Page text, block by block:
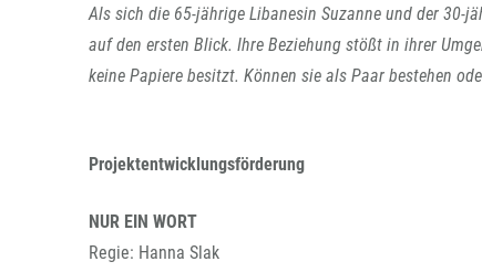
Als sich die 65-jährige Libanesin Suzanne und der 30-
auf den ersten Blick. Ihre Beziehung stößt in ihrer
keine Papiere besitzt. Können sie als Paar bestehen
Projektentwicklungsförderung
NUR EIN WORT
Regie: Hanna Slak